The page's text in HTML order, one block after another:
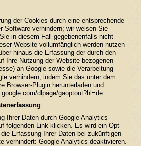
der Cookies durch eine entsprechende
Software verhindern; wir weisen Sie
in diesem Fall gegebenenfalls nicht
Website vollumfänglich werden nutzen
hinaus die Erfassung der durch den
Ihre Nutzung der Website bezogenen
an Google sowie die Verarbeitung
verhindern, indem Sie das unter dem
Browser-Plugin herunterladen und
dlpage/gaoptout?hl=de.
Ihrer Daten durch Google Analytics
folgenden Link klicken. Es wird ein Opt-
Erfassung Ihrer Daten bei zukünftigen
verhindert: Google Analytics deaktivieren.